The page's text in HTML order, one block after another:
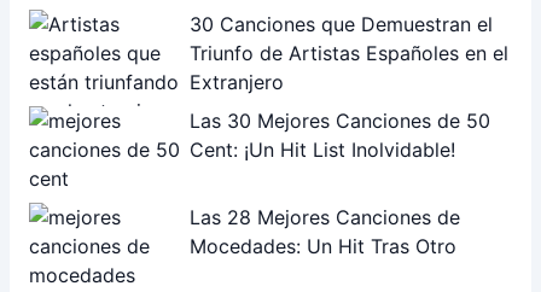
30 Canciones que Demuestran el
Triunfo de Artistas Españoles en el
Extranjero
Las 30 Mejores Canciones de 50
Cent: ¡Un Hit List Inolvidable!
Las 28 Mejores Canciones de
Mocedades: Un Hit Tras Otro